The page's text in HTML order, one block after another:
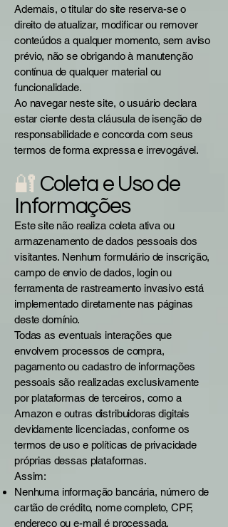
Ademais, o titular do site reserva-se o
direito de atualizar, modificar ou remover
conteúdos a qualquer momento, sem aviso
prévio, não se obrigando à manutenção
contínua de qualquer material ou
funcionalidade.
Ao navegar neste site, o usuário declara
estar ciente desta cláusula de isenção de
responsabilidade e concorda com seus
termos de forma expressa e irrevogável.
🔐 Coleta e Uso de
Informações
Este site não realiza coleta ativa ou
armazenamento de dados pessoais dos
visitantes. Nenhum formulário de inscrição,
campo de envio de dados, login ou
ferramenta de rastreamento invasivo está
implementado diretamente nas páginas
deste domínio.
Todas as eventuais interações que
envolvem processos de compra,
pagamento ou cadastro de informações
pessoais são realizadas exclusivamente
por plataformas de terceiros, como a
Amazon e outras distribuidoras digitais
devidamente licenciadas, conforme os
termos de uso e políticas de privacidade
próprias dessas plataformas.
Assim:
Nenhuma informação bancária, número de
cartão de crédito, nome completo, CPF,
endereço ou e-mail é processada,